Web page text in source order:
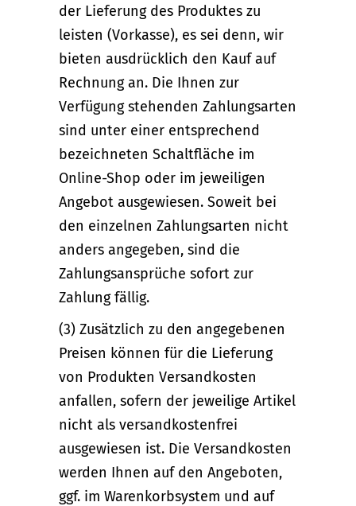
der Lieferung des Produktes zu
leisten (Vorkasse), es sei denn, wir
bieten ausdrücklich den Kauf auf
Rechnung an. Die Ihnen zur
Verfügung stehenden Zahlungsarten
sind unter einer entsprechend
bezeichneten Schaltfläche im
Online-Shop oder im jeweiligen
Angebot ausgewiesen. Soweit bei
den einzelnen Zahlungsarten nicht
anders angegeben, sind die
Zahlungsansprüche sofort zur
Zahlung fällig.
(3) Zusätzlich zu den angegebenen
Preisen können für die Lieferung
von Produkten Versandkosten
anfallen, sofern der jeweilige Artikel
nicht als versandkostenfrei
ausgewiesen ist. Die Versandkosten
werden Ihnen auf den Angeboten,
ggf. im Warenkorbsystem und auf